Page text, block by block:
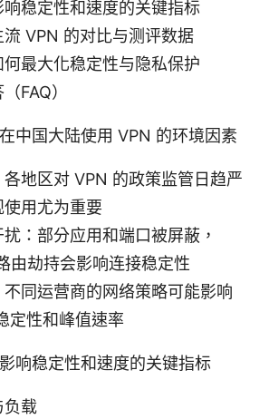
稳定性和速度的关键指标
VPN 的对比与测评数据
最大化稳定性与隐私保护
FAQ）
中国大陆使用 VPN 的环境因素
地区对 VPN 的政策监管日趋严
用尤为重要
：部分应用和端口被屏蔽，
由劫持会影响连接稳定性
同运营商的网络策略可能影响
定性和峰值速率
响稳定性和速度的关键指标
负载